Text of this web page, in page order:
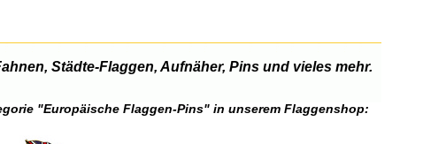
Städte-Flaggen, Aufnäher, Pins und vieles mehr.
"Europäische Flaggen-Pins" in unserem Flaggenshop: